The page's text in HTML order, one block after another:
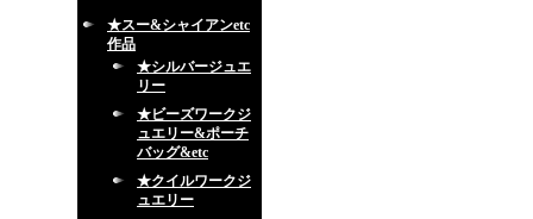
★スー&シャイアンetc
作品
★シルバージュエ
リー
★ビーズワークジ
ュエリー&ポーチ
バッグ&etc
★クイルワークジ
ュエリー